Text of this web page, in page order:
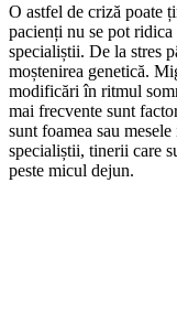
O astfel de criză poate
pacienți nu se pot
specialiștii. De la stres
moștenirea genetică.
modificări în ritmul
mai frecvente sunt
sunt foamea sau
specialiștii, tinerii care
peste micul dejun.